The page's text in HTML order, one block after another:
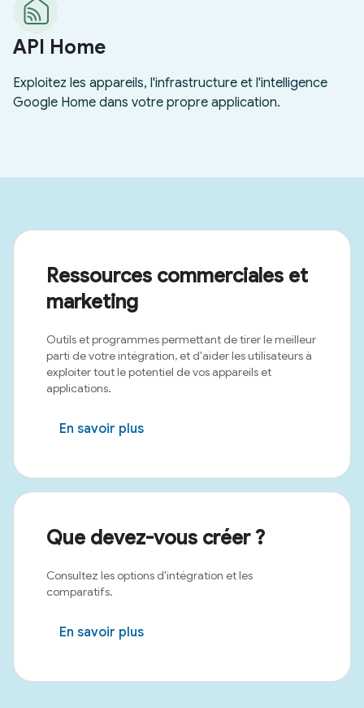
Ressources commerciales et
marketing
Outils et programmes permettant de tirer le meilleur
parti de votre intégration, et d'aider les utilisateurs à
exploiter tout le potentiel de vos appareils et
applications.
En savoir plus
Que devez-vous créer ?
Consultez les options d'intégration et les
comparatifs.
En savoir plus